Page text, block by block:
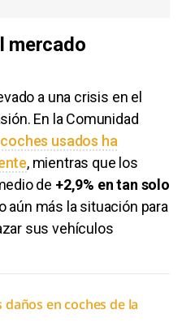
mercado
a una crisis en el
En la Comunidad
usados ha
, mientras que los
de +2,9% en tan solo
aún más la situación para
sus vehículos
en coches de la